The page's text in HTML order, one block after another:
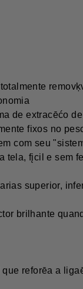
de extracēćo
fixos no
com seu
tela, fįcil e sem
superior,
brilhante
reforēa a